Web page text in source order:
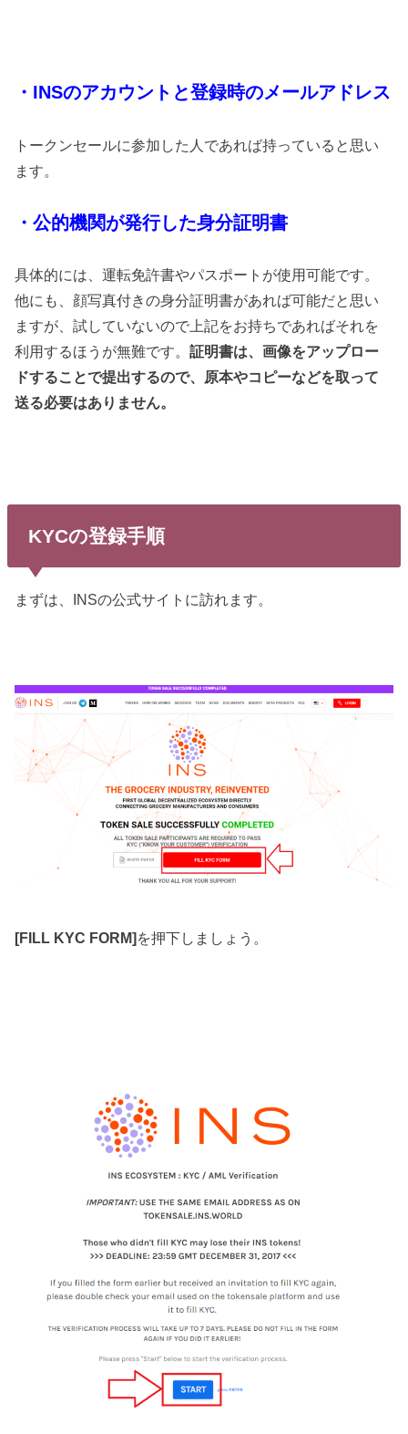
・INSのアカウントと登録時のメールアドレス
トークンセールに参加した人であれば持っていると思い
ます。
・公的機関が発行した身分証明書
具体的には、運転免許書やパスポートが使用可能です。
他にも、顔写真付きの身分証明書があれば可能だと思い
ますが、試していないので上記をお持ちであればそれを
利用するほうが無難です。証明書は、画像をアップロー
ドすることで提出するので、原本やコピーなどを取って
送る必要はありません。
KYCの登録手順
まずは、INSの公式サイトに訪れます。
[FILL KYC FORM]を押下しましょう。